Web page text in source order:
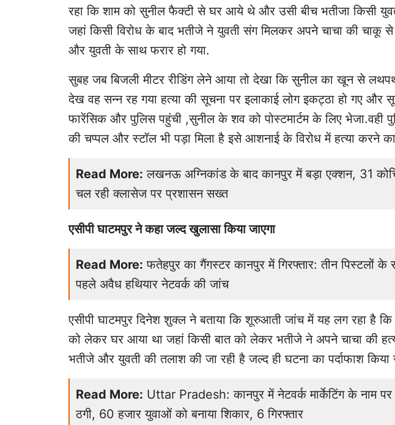
रहा कि शाम को सुनील फैक्टी से घर आये थे और उसी बीच भतीजा किसी
जहां किसी विरोध के बाद भतीजे ने युवती संग मिलकर अपने चाचा की चाकू
और युवती के साथ फरार हो गया.
सुबह जब बिजली मीटर रीडिंग लेने आया तो देखा कि सुनील का खून से
देख वह सन्न रह गया हत्या की सूचना पर इलाकाई लोग इकट्ठा हो गए और
फारेंसिक और पुलिस पहुंची ,सुनील के शव को पोस्टमार्टम के लिए भेजा.वही
की चप्पल और स्टॉल भी पड़ा मिला है इसे आशनाई के विरोध में हत्या करने
Read More: लखनऊ अग्निकांड के बाद कानपुर में बड़ा एक्शन, 31
चल रही क्लासेज पर प्रशासन सख्त
एसीपी घाटमपुर ने कहा जल्द खुलासा किया जाएगा
Read More: फतेहपुर का गैंगस्टर कानपुर में गिरफ्तार: तीन पिस्टलों
पहले अवैध हथियार नेटवर्क की जांच
एसीपी घाटमपुर दिनेश शुक्ल ने बताया कि शूरुआती जांच में यह लग रहा है
को लेकर घर आया था जहां किसी बात को लेकर भतीजे ने अपने चाचा की
भतीजे और युवती की तलाश की जा रही है जल्द ही घटना का पर्दाफाश किया
Read More: Uttar Pradesh: कानपुर में नेटवर्क मार्केटिंग के नाम
ठगी, 60 हजार युवाओं को बनाया शिकार, 6 गिरफ्तार